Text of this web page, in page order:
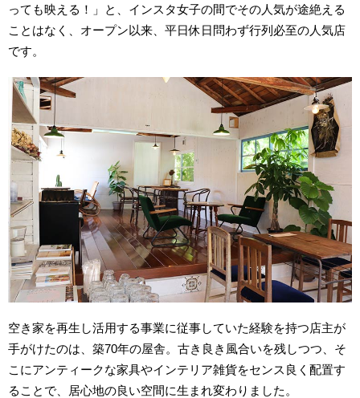
っても映える！」と、インスタ女子の間でその人気が途絶える
ことはなく、オープン以来、平日休日問わず行列必至の人気店
です。
空き家を再生し活用する事業に従事していた経験を持つ店主が
手がけたのは、築70年の屋舎。古き良き風合いを残しつつ、そ
こにアンティークな家具やインテリア雑貨をセンス良く配置す
ることで、居心地の良い空間に生まれ変わりました。